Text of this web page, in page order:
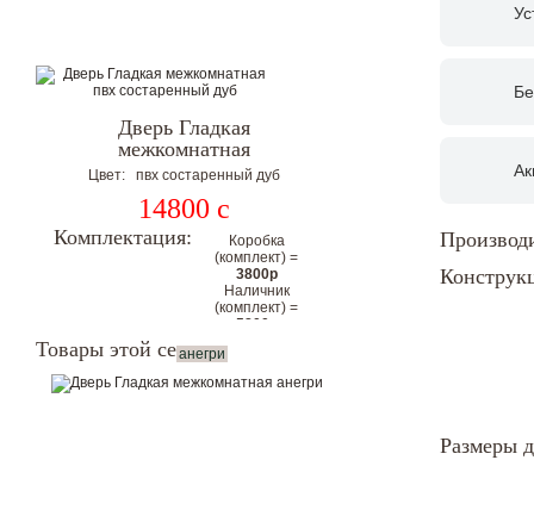
Дверь Гладкая
межкомнатная
Цвет: пвх состаренный дуб
14800 c
Комплектация:
Коробка
(комплект) =
3800р
Наличник
(комплект) =
5800р
комплекта с
коробкой и
Товары этой серии:
анегри
Размеры